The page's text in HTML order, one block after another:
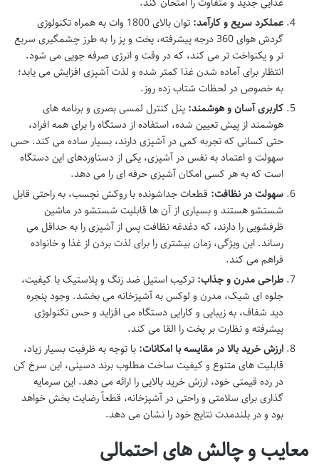
عملکرد سریع و کارآمد:
توان بالای 1800 وات به همراه تکنولوژی
گردش هوای 360 درجه پیشرفته، پخت و پز را به طرز چشمگیری سریع
تر و یکنواخت تر می کند، که در وقت و انرژی صرفه جویی می شود.
انتظار برای آماده شدن غذا کمتر شده و لذت آشپزی افزایش می یابد؛
به خصوص در لحظات شتاب زده روز.
کاربری آسان و هوشمند: پنل کنترل لمسی بصری و برنامه های
هوشمند از پیش تعیین شده، استفاده از دستگاه را برای همه افراد،
حتی کسانی که تجربه کمی در آشپزی دارند، بسیار ساده می کند. حس
سهولت و اعتماد به نفس در آشپزی، یکی از دستاوردهای این دستگاه
است که به هر کسی امکان آشپزی حرفه ای را می دهد.
سهولت در نظافت: قطعات جداشونده با روکش نچسب، به راحتی قابل
شستشو هستند و بسیاری از آن ها قابلیت شستشو در ماشین
ظرفشویی را دارند، که دغدغه نظافت پس از آشپزی را به حداقل می
رساند. این ویژگی، زمان بیشتری را برای لذت بردن از غذا و خانواده
فراهم می کند.
طراحی مدرن و جذاب: ترکیب استیل ضد زنگ و پلاستیک با کیفیت،
جلوه ای شیک، مدرن و لوکس به آشپزخانه می بخشد. وجود پنجره
دید شفاف، به زیبایی و کارایی دستگاه می افزاید و حس تکنولوژی
پیشرفته و نظارت بر پخت را القا می کند.
ارزش خرید بالا در مقایسه با امکانات: با توجه به ظرفیت بسیار زیاد،
قابلیت های متنوع و کیفیت ساخت مطلوب برند دسینی، این سرخ کن
در رده قیمتی خود، ارزش خرید بالایی را ارائه می دهد. این سرمایه
گذاری برای سلامتی و راحتی در آشپزخانه، قطعاً رضایت بخش خواهد
بود و در بلندمدت نتایج خود را نشان می دهد.
معایب و چالش های احتمالی